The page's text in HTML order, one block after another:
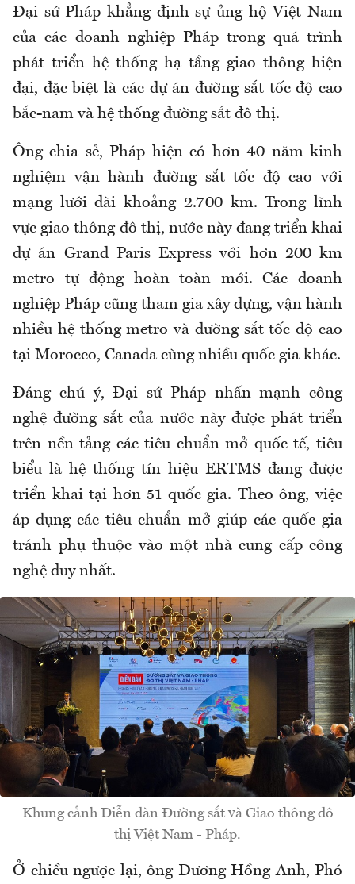
Đại sứ Pháp khẳng định sự ủng hộ Việt Nam
của các doanh nghiệp Pháp trong quá trình
phát triển hệ thống hạ tầng giao thông hiện
đại, đặc biệt là các dự án đường sắt tốc độ cao
bắc-nam và hệ thống đường sắt đô thị.
Ông chia sẻ, Pháp hiện có hơn 40 năm kinh
nghiệm vận hành đường sắt tốc độ cao với
mạng lưới dài khoảng 2.700 km. Trong lĩnh
vực giao thông đô thị, nước này đang triển khai
dự án Grand Paris Express với hơn 200 km
metro tự động hoàn toàn mới. Các doanh
nghiệp Pháp cũng tham gia xây dựng, vận hành
nhiều hệ thống metro và đường sắt tốc độ cao
tại Morocco, Canada cùng nhiều quốc gia khác.
Đáng chú ý, Đại sứ Pháp nhấn mạnh công
nghệ đường sắt của nước này được phát triển
trên nền tảng các tiêu chuẩn mở quốc tế, tiêu
biểu là hệ thống tín hiệu ERTMS đang được
triển khai tại hơn 51 quốc gia. Theo ông, việc
áp dụng các tiêu chuẩn mở giúp các quốc gia
tránh phụ thuộc vào một nhà cung cấp công
nghệ duy nhất.
Khung cảnh Diễn đàn Đường sắt và Giao thông đô
thị Việt Nam - Pháp.
Ở chiều ngược lại, ông Dương Hồng Anh, Phó